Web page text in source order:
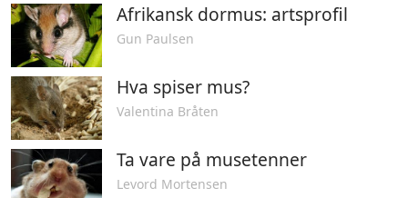
Afrikansk dormus: artsprofil
Gun Paulsen
Hva spiser mus?
Valentina Bråten
Ta vare på musetenner
Levord Mortensen